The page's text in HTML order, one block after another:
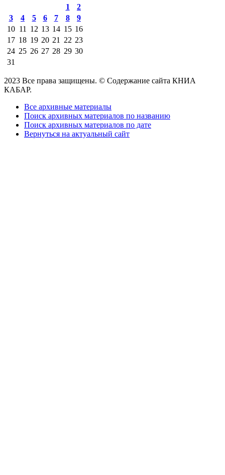
1
2
3
4 5 6 7 8
9
10 11 12 13 14 15 16
17 18 19 20 21 22 23
24 25 26 27 28 29 30
31
2023 Все права защищены. © Содержание сайта КНИА
КАБАР.
Все архивные материалы
Поиск архивных материалов по названию
Поиск архивных материалов по дате
Вернуться на актуальный сайт